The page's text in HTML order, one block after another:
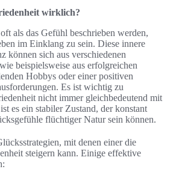
wirklich?
als das Gefühl beschrieben werden,
im Einklang zu sein. Diese innere
können sich aus verschiedenen
beispielsweise aus erfolgreichen
Hobbys oder einer positiven
Es ist wichtig zu
nicht immer gleichbedeutend mit
es ein stabiler Zustand, der konstant
flüchtiger Natur sein können.
mit denen einer die
steigern kann. Einige effektive